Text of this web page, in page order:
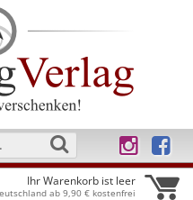
Ihr Warenkorb ist leer
ab 9,90 € kostenfrei